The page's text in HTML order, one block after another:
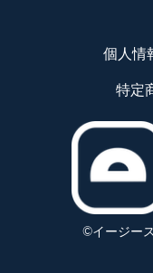
個人情
特定
©イージー